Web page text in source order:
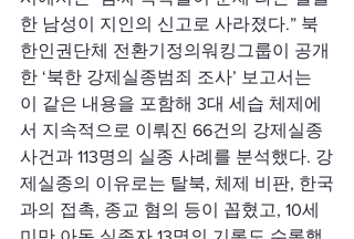
한 남성이 지인의 신고로 사라졌다.” 북
한인권단체 전환기정의워킹그룹이 공개
한 ‘북한 강제실종범죄 조사’ 보고서는
이 같은 내용을 포함해 3대 세습 체제에
서 지속적으로 이뤄진 66건의 강제실종
사건과 113명의 실종 사례를 분석했다. 강
제실종의 이유로는 탈북, 체제 비판, 한국
과의 접촉, 종교 혐의 등이 꼽혔고, 10세